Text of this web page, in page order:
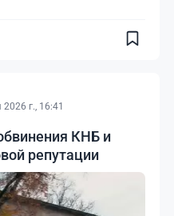
г., 16:41
КНБ и
репутации